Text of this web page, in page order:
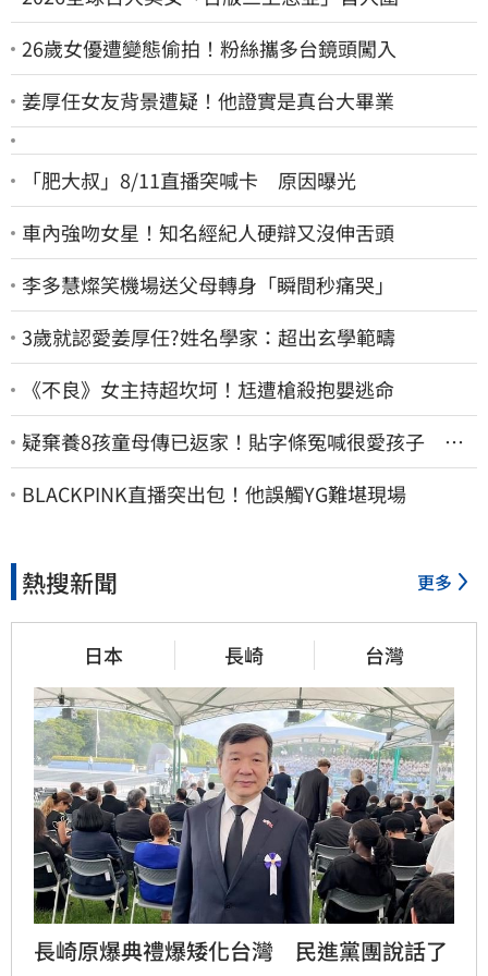
26歲女優遭變態偷拍！粉絲攜多台鏡頭闖入
姜厚任女友背景遭疑！他證實是真台大畢業
「肥大叔」8/11直播突喊卡 原因曝光
車內強吻女星！知名經紀人硬辯又沒伸舌頭
李多慧燦笑機場送父母轉身「瞬間秒痛哭」
3歲就認愛姜厚任?姓名學家：超出玄學範疇
《不良》女主持超坎坷！尪遭槍殺抱嬰逃命
疑棄養8孩童母傳已返家！貼字條冤喊很愛孩子 籲
「還我們平靜的生活」
BLACKPINK直播突出包！他誤觸YG難堪現場
熱搜新聞 更多
日本 長崎 台灣
長崎原爆典禮爆矮化台灣　民進黨團說話了